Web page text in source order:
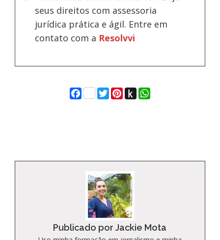
seus direitos com assessoria
jurídica prática e ágil. Entre em
contato com a Resolvvi
Facebook
Twitter
Pinterest
Push
to
WhatsApp
Publicado por Jackie Mota